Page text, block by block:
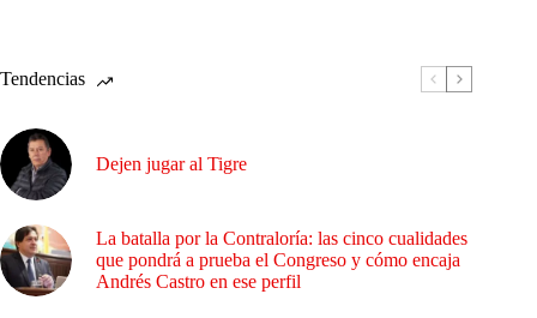
Tendencias
Dejen jugar al Tigre
La batalla por la Contraloría: las cinco cualidades
que pondrá a prueba el Congreso y cómo encaja
Andrés Castro en ese perfil